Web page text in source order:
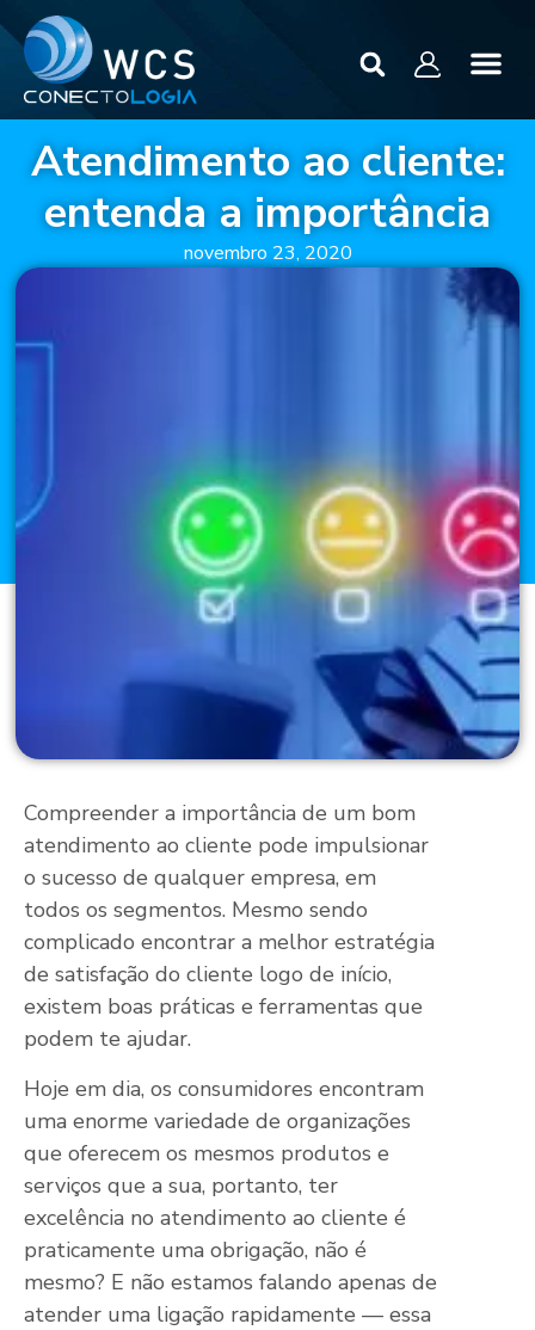
Atendimento ao cliente:
entenda a importância
novembro 23, 2020
Compreender a importância de um bom
atendimento ao cliente pode impulsionar
o sucesso de qualquer empresa, em
todos os segmentos. Mesmo sendo
complicado encontrar a melhor estratégia
de satisfação do cliente logo de início,
existem boas práticas e ferramentas que
podem te ajudar.
Hoje em dia, os consumidores encontram
uma enorme variedade de organizações
que oferecem os mesmos produtos e
serviços que a sua, portanto, ter
excelência no atendimento ao cliente é
praticamente uma obrigação, não é
mesmo? E não estamos falando apenas de
atender uma ligação rapidamente — essa